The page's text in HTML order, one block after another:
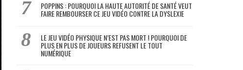
POPPINS : POURQUOI LA HAUTE AUTORITÉ DE SANTÉ VEUT
FAIRE REMBOURSER CE JEU VIDÉO CONTRE LA DYSLEXIE
LE JEU VIDÉO PHYSIQUE N’EST PAS MORT ! POURQUOI DE
PLUS EN PLUS DE JOUEURS REFUSENT LE TOUT
NUMÉRIQUE